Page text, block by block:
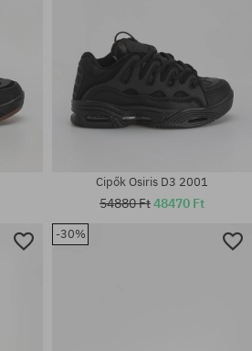
Elérhető méretek:
36.5; 37; 38; 39; 40; 40.5; 41;
Cipők Osiris D3 2001
54880 Ft48470 Ft
-30%